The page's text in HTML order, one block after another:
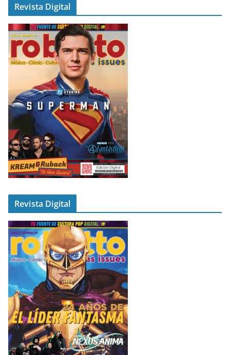
Revista Digital
Revista Digital